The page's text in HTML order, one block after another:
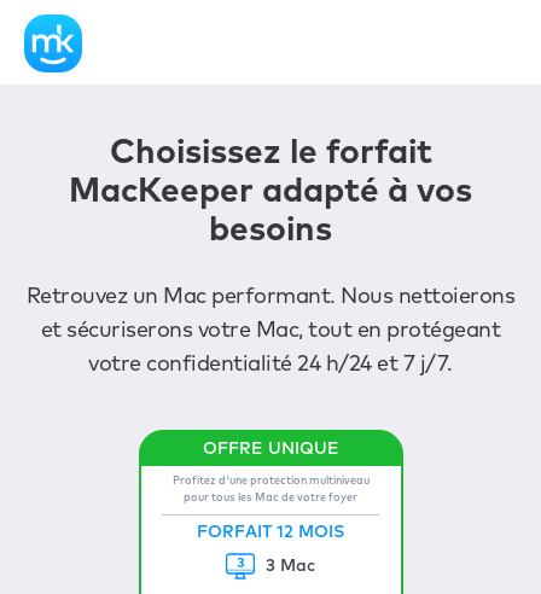
Choisissez le forfait
MacKeeper adapté à vos
besoins
Retrouvez un Mac performant. Nous nettoierons
et sécuriserons votre Mac, tout en protégeant
votre confidentialité 24 h/24 et 7 j/7.
Profitez d'une protection multiniveau
pour tous les Mac de votre foyer
FORFAIT 12 MOIS
3 Mac